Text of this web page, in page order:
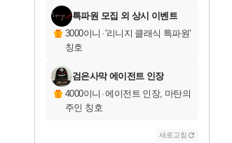
당첨되셨습니다.
당첨되셨습니다.
에디션 (스팀코드)를 교환.
당첨되셨습니다.
당첨되셨습니다.
당첨되셨습니다.
당첨되셨습니다.
특파원 모집 외 상시 이벤트
3000이니 ·'리니지 클래식 특파원'
칭호
검은사막 에이전트 인장
4000이니 ·에이전트 인장, 마탄의
주인 칭호
새로고침